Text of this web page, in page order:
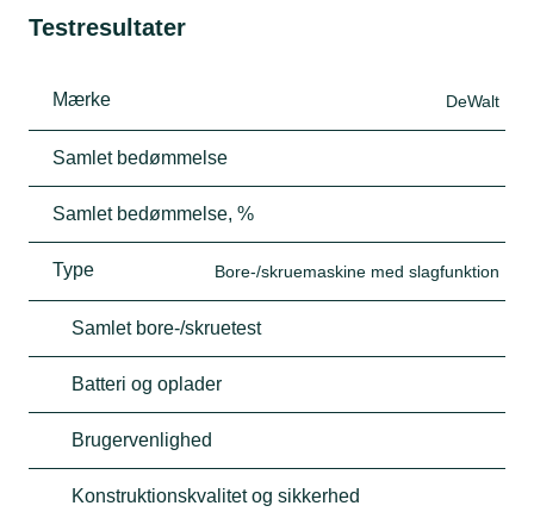
Testresultater
Mærke DeWalt
Samlet bedømmelse
Samlet bedømmelse, %
Type Bore-/skruemaskine med slagfunktion
Samlet bore-/skruetest
Batteri og oplader
Brugervenlighed
Konstruktionskvalitet og sikkerhed